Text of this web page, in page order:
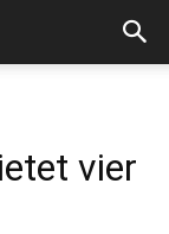
vier